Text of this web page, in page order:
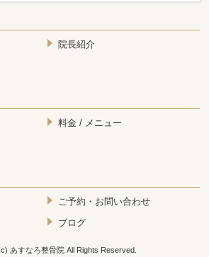
院長紹介
料金 / メニュー
ご予約・お問い合わせ
ブログ
あすなろ整骨院 All Rights Reserved.